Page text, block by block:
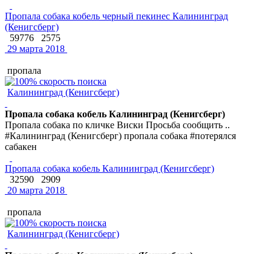
Пропала собака кобель черный пекинес Калининград
(Кенигсберг)
59776
2575
29 марта 2018
пропала
Калининград (Кенигсберг)
Пропала собака кобель Калининград (Кенигсберг)
Пропала собака по кличке Виски Просьба сообщить ..
#Калининград (Кенигсберг) пропала собака #потерялся
сабакен
Пропала собака кобель Калининград (Кенигсберг)
32590
2909
20 марта 2018
пропала
Калининград (Кенигсберг)